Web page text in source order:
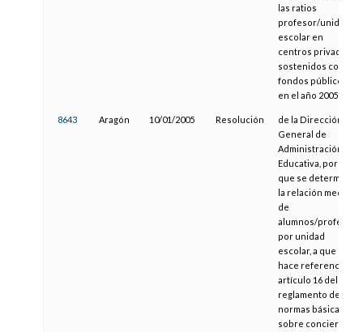
las ratios
profesor/unidad
escolar en
centros privados
sostenidos con
fondos públicos
en el año 2005
8643 Aragón 10/01/2005 Resolución
de la Dirección
General de
Administración
Educativa, por la
que se determina
la relación media
de
alumnos/profesor
por unidad
escolar, a que
hace referencia el
artículo 16 del
reglamento de
normas básicas
sobre conciertos